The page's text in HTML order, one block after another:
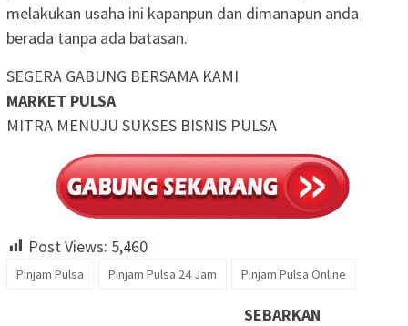
melakukan usaha ini kapanpun dan dimanapun anda
berada tanpa ada batasan.
SEGERA GABUNG BERSAMA KAMI
MARKET PULSA
MITRA MENUJU SUKSES BISNIS PULSA
Post Views: 5,460
Pinjam Pulsa Pinjam Pulsa 24 Jam Pinjam Pulsa Online
SEBARKAN